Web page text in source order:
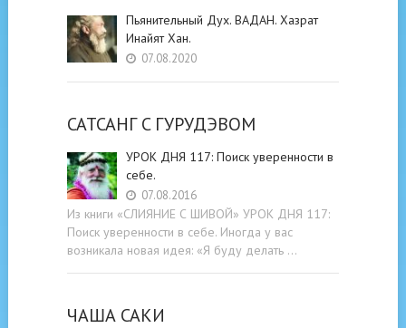
Пьянительный Дух. ВАДАН. Хазрат
Инайят Хан.
07.08.2020
САТСАНГ C ГУРУДЭВОМ
УРОК ДНЯ 117: Поиск уверенности в
себе.
07.08.2016
Из книги «СЛИЯНИЕ С ШИВОЙ» УРОК ДНЯ 117:
Поиск уверенности в себе. Иногда у вас
возникала новая идея: «Я буду делать …
ЧАША САКИ